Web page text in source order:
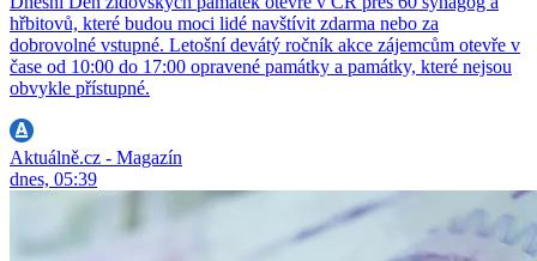
hřbitovů, které budou moci lidé navštívit zdarma nebo za
dobrovolné vstupné. Letošní devátý ročník akce zájemcům otevře v
čase od 10:00 do 17:00 opravené památky a památky, které nejsou
obvykle přístupné.
Aktuálně.cz - Magazín
dnes, 05:39